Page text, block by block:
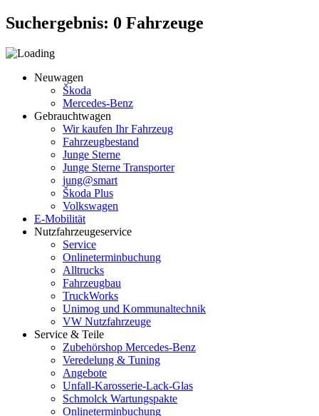
Suchergebnis: 0 Fahrzeuge
Neuwagen
Škoda
Mercedes-Benz
Gebrauchtwagen
Wir kaufen Ihr Fahrzeug
Fahrzeugbestand
Junge Sterne
Junge Sterne Transporter
jung@smart
Škoda Plus
Volkswagen
E-Mobilität
Nutzfahrzeugeservice
Service
Onlineterminbuchung
Alltrucks
Fahrzeugbau
TruckWorks
Unimog und Kommunaltechnik
VW Nutzfahrzeuge
Service & Teile
Zubehörshop Mercedes-Benz
Veredelung & Tuning
Angebote
Unfall-Karosserie-Lack-Glas
Schmolck Wartungspakte
Onlineterminbuchung